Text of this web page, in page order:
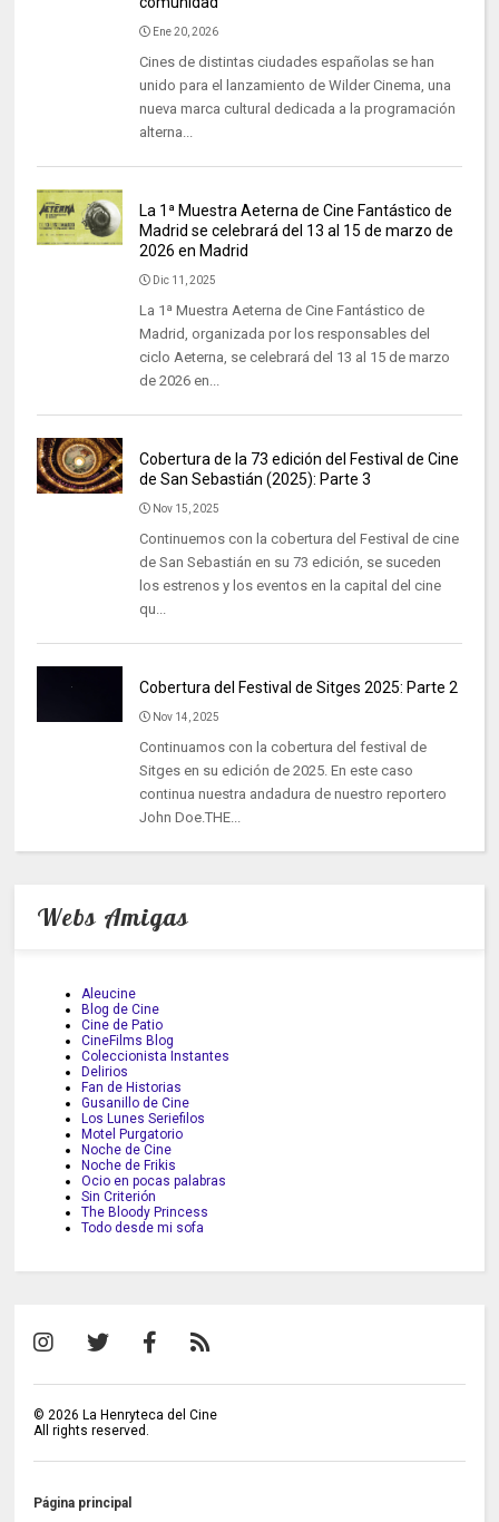
Ene 20, 2026
Cines de distintas ciudades españolas se han
unido para el lanzamiento de Wilder Cinema, una
nueva marca cultural dedicada a la programación
alterna...
La 1ª Muestra Aeterna de Cine Fantástico de
Madrid se celebrará del 13 al 15 de marzo de
2026 en Madrid
Dic 11, 2025
La 1ª Muestra Aeterna de Cine Fantástico de
Madrid, organizada por los responsables del
ciclo Aeterna, se celebrará del 13 al 15 de marzo
de 2026 en...
Cobertura de la 73 edición del Festival de Cine
de San Sebastián (2025): Parte 3
Nov 15, 2025
Continuemos con la cobertura del Festival de cine
de San Sebastián en su 73 edición, se suceden
los estrenos y los eventos en la capital del cine
qu...
Cobertura del Festival de Sitges 2025: Parte 2
Nov 14, 2025
Continuamos con la cobertura del festival de
Sitges en su edición de 2025. En este caso
continua nuestra andadura de nuestro reportero
John Doe.THE...
Webs Amigas
Aleucine
Blog de Cine
Cine de Patio
CineFilms Blog
Coleccionista Instantes
Delirios
Fan de Historias
Gusanillo de Cine
Los Lunes Seriefilos
Motel Purgatorio
Noche de Cine
Noche de Frikis
Ocio en pocas palabras
Sin Criterión
The Bloody Princess
Todo desde mi sofa
© 2026 La Henryteca del Cine
All rights reserved.
Página principal